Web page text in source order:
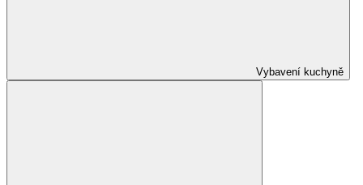
Vybavení kuchyně